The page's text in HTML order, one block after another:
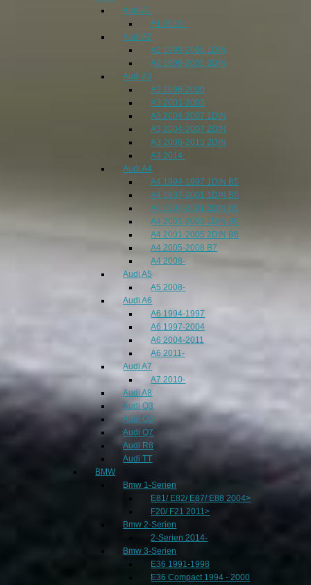
Audi A1
A1 2010 -
Audi A2
A2 1999-2005 1DIN
A2 1999-2005 2DIN
Audi A3
A3 1996-2000
A3 2001-2003
A3 2004-2007 1DIN
A3 2004-2007 2DIN
A3 2008-2013 2DIN
A3 2014-
Audi A4
A4 1994-1997 1DIN B5
A4 1997-2001 1DIN B5
A4 1997-2001 2DIN B5
A4 2001-2005 1DIN B6
A4 2001-2005 2DIN B6
A4 2005-2008 B7
A4 2008-
Audi A5
A5 2008-
Audi A6
A6 1994-1997
A6 1997-2004
A6 2004-2011
A6 2011-
Audi A7
A7 2010-
Audi A8
Audi Q3
Audi Q5
Audi Q7
Audi R8
Audi TT
BMW
Bmw 1-Serien
E81/ E82/ E87/ E88 2004>
F20/ F21 2011>
Bmw 2-Serien
2-Serien 2014-
Bmw 3-Serien
E36 1991-1998
E36 Compact 1994 - 2000